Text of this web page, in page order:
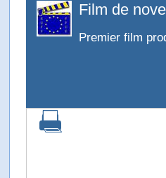
Film de
Premier film